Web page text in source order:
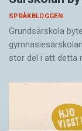
SPRÅKBLOGGEN
Grundsärskola
stor del i att detta